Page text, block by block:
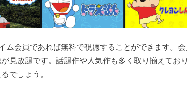
ム会員であれば無料で視聴することができます。
見放題です。話題作や人気作も多く取り揃えてお
でしょう。